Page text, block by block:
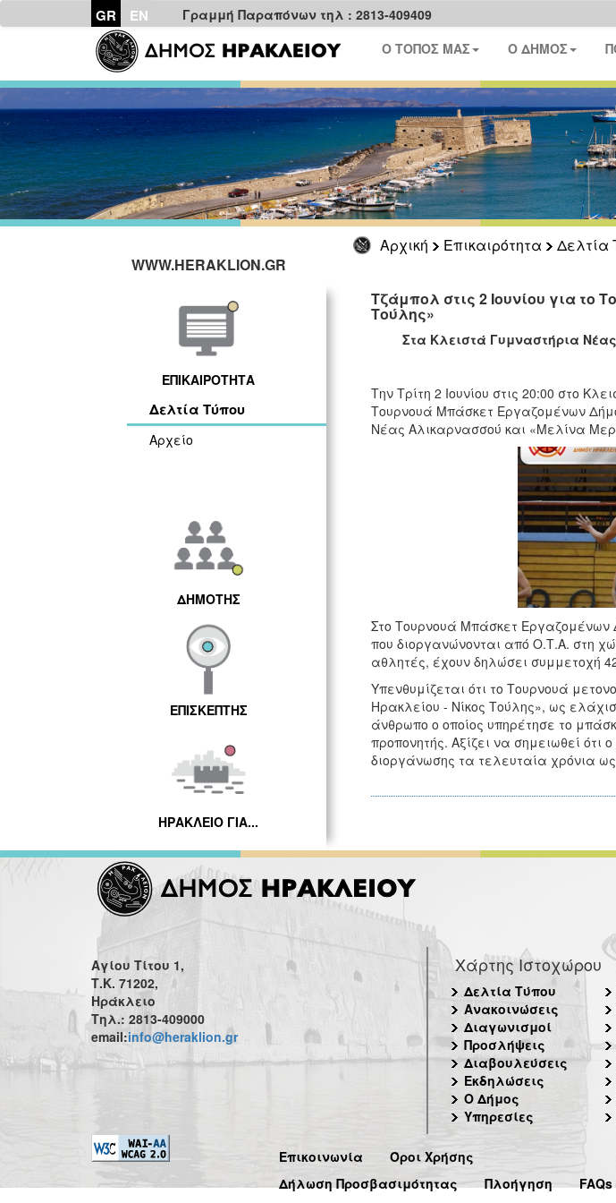
GR EN Γραμμή Παραπόνων τηλ : 2813-409409
Ο ΤΟΠΟΣ ΜΑΣ Ο ΔΗΜΟΣ
Αρχική Επικαιρότητα
Δελτία
WWW.HERAKLION.GR
ΕΠΙΚΑΙΡΟΤΗΤΑ
Δελτία Τύπου
Αρχείο
ΔΗΜΟΤΗΣ
ΕΠΙΣΚΕΠΤΗΣ
ΗΡΑΚΛΕΙΟ ΓΙΑ...
Τζάμπολ στις 2 Ιουνίου για
Τούλης»
Στα Κλειστά Γυμναστήρια
Την Τρίτη 2 Ιουνίου στις 20:00 στο
Τουρνουά Μπάσκετ Εργαζομένων
Νέας Αλικαρνασσού και «Μελίνα
Στο Τουρνουά Μπάσκετ
που διοργανώνονται από Ο.Τ.Α. στη
αθλητές, έχουν δηλώσει συμμετοχή
Υπενθυμίζεται ότι το Τουρνουά
Ηρακλείου - Νίκος Τούλης», ως
άνθρωπο ο οποίος υπηρέτησε το
προπονητής. Αξίζει να σημειωθεί ότι
διοργάνωσης τα τελευταία χρόνια
Αγίου Τίτου 1,
Τ.Κ. 71202,
Ηράκλειο
Τηλ.: 2813-409000
email:info@heraklion.gr
Χάρτης Ιστοχώρου
Δελτία Τύπου
Ανακοινώσεις
Διαγωνισμοί
Προσλήψεις
Διαβουλεύσεις
Εκδηλώσεις
Ο Δήμος
Υπηρεσίες
Επικοινωνία
Όροι Χρήσης
Δήλωση Προσβασιμότητας
Πλοήγηση FAQs